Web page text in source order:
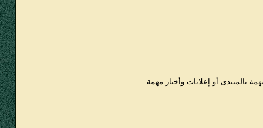
بالمنتدى أو إعلانات وأخبار مهمة.